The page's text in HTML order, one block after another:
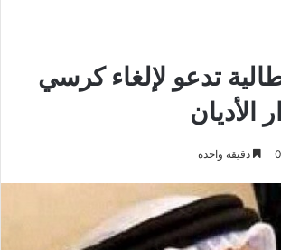
تدعو لإلغاء كرسي
الأديان
0 دقيقة واحدة